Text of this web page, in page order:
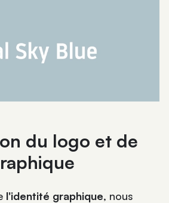
du logo et de
l'identité graphique, nous